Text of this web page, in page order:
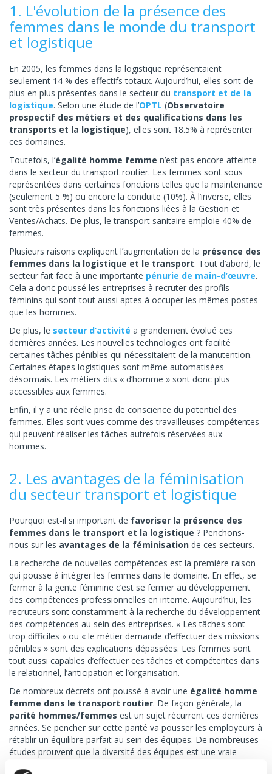
1. L'évolution de la présence des
femmes dans le monde du transport
et logistique
En 2005, les femmes dans la logistique représentaient
seulement 14 % des effectifs totaux. Aujourd’hui, elles sont de
plus en plus présentes dans le secteur du transport et de la
logistique. Selon une étude de l’OPTL (Observatoire
prospectif des métiers et des qualifications dans les
transports et la logistique), elles sont 18.5% à représenter
ces domaines.
Toutefois, l’égalité homme femme n’est pas encore atteinte
dans le secteur du transport routier. Les femmes sont sous
représentées dans certaines fonctions telles que la maintenance
(seulement 5 %) ou encore la conduite (10%). À l’inverse, elles
sont très présentes dans les fonctions liées à la Gestion et
Ventes/Achats. De plus, le transport sanitaire emploie 40% de
femmes.
Plusieurs raisons expliquent l’augmentation de la présence des
femmes dans la logistique et le transport. Tout d’abord, le
secteur fait face à une importante pénurie de main-d’œuvre.
Cela a donc poussé les entreprises à recruter des profils
féminins qui sont tout aussi aptes à occuper les mêmes postes
que les hommes.
De plus, le secteur d’activité a grandement évolué ces
dernières années. Les nouvelles technologies ont facilité
certaines tâches pénibles qui nécessitaient de la manutention.
Certaines étapes logistiques sont même automatisées
désormais. Les métiers dits « d’homme » sont donc plus
accessibles aux femmes.
Enfin, il y a une réelle prise de conscience du potentiel des
femmes. Elles sont vues comme des travailleuses compétentes
qui peuvent réaliser les tâches autrefois réservées aux
hommes.
2. Les avantages de la féminisation
du secteur transport et logistique
Pourquoi est-il si important de favoriser la présence des
femmes dans le transport et la logistique ? Penchons-
nous sur les avantages de la féminisation de ces secteurs.
La recherche de nouvelles compétences est la première raison
qui pousse à intégrer les femmes dans le domaine. En effet, se
fermer à la gente féminine c’est se fermer au développement
des compétences professionnelles en interne. Aujourd’hui, les
recruteurs sont constamment à la recherche du développement
des compétences au sein des entreprises. « Les tâches sont
trop difficiles » ou « le métier demande d’effectuer des missions
pénibles » sont des explications dépassées. Les femmes sont
tout aussi capables d’effectuer ces tâches et compétentes dans
le relationnel, l’anticipation et l’organisation.
De nombreux décrets ont poussé à avoir une égalité homme
femme dans le transport routier. De façon générale, la
parité hommes/femmes est un sujet récurrent ces dernières
années. Se pencher sur cette parité va pousser les employeurs à
rétablir un équilibre parfait au sein des équipes. De nombreuses
études prouvent que la diversité des équipes est une vraie